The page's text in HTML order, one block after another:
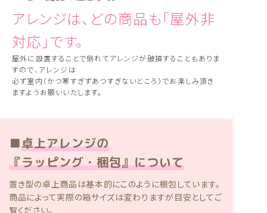
アレンジは、どの商品も「屋外非
対応」です。
屋外に設置することで倒れてアレンジが破損することもありま
すので、アレンジは
必ず室内（かつ寒すぎずあつすぎないところ）でお楽しみ頂き
ますようお願いいたします。
■卓上アレンジの
『ラッピング・梱包』について
置き型の卓上商品は基本的にこのように梱包しています。
商品によって実際の箱サイズは変わりますが目安としてご
覧ください。